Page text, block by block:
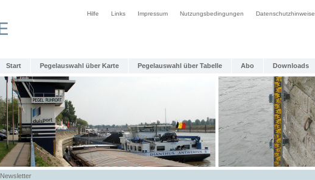
Hilfe Links Impressum Nutzungsbedingungen Datenschutzhinweise
Start Pegelauswahl über Karte Pegelauswahl über Tabelle Abo Downloads
Newsletter